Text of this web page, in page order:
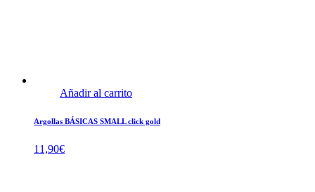
Añadir al carrito
Argollas BÁSICAS SMALL click gold
11,90€